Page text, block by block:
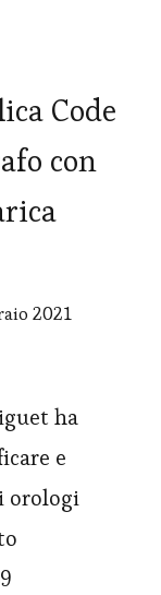
Code
con
2021
ha
e
orologi